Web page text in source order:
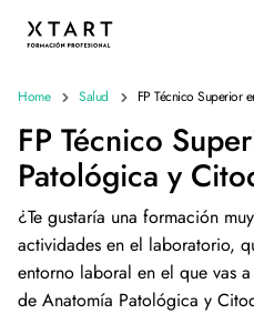
Home Salud FP Técnico Superior
FP Técnico
Patológica y
¿Te gustaría una formación
actividades en el laboratorio,
entorno laboral en el que vas
de Anatomía Patológica y